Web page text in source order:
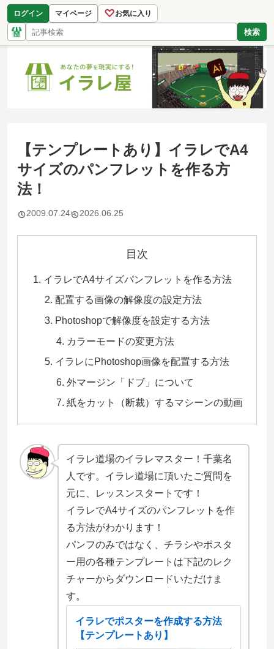
ログイン マイページ ♡お気に入り
検索
【テンプレートあり】イラレでA4
サイズのパンフレットを作る方
法！
2009.07.24 2026.06.25
目次
イラレでA4サイズパンフレットを作る方法
配置する画像の解像度の設定方法
Photoshopで解像度を設定する方法
カラーモードの変更方法
イラレにPhotoshop画像を配置する方法
外マージン「ドブ」について
紙をカット（断裁）するマシーンの動画
イラレ道場のイラレマスター！千葉名
人です。イラレ道場に頂いたご質問を
元に、レッスンスタートです！
イラレでA4サイズのパンフレットを作
る方法がわかります！
パンフのみではなく、チラシやポスタ
ー用の各種テンプレートは下記のレク
チャーからダウンロードいただけま
す。
イラレでポスターを作成する方法
【テンプレートあり】